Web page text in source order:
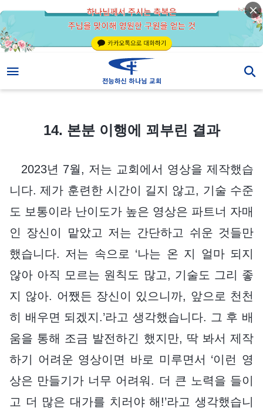
14. 본분 이행에 꾀부린 결과
14. 본분 이행에 꾀부린 결과
2023년 7월, 저는 교회에서 영상을 제작했습
니다. 제가 훈련한 시간이 길지 않고, 기술 수준
도 보통이라 난이도가 높은 영상은 파트너 자매
인 장신이 맡았고 저는 간단하고 쉬운 것들만
했습니다. 저는 속으로 ‘나는 온 지 얼마 되지
않아 아직 모르는 원칙도 많고, 기술도 그리 좋
지 않아. 어쨌든 장신이 있으니까, 앞으로 천천
히 배우면 되겠지.’라고 생각했습니다. 그 후 배
움을 통해 조금 발전하긴 했지만, 딱 봐서 제작
하기 어려운 영상이면 바로 미루면서 ‘이런 영
상은 만들기가 너무 어려워. 더 큰 노력을 들이
고 더 많은 대가를 치러야 해!’라고 생각했습니